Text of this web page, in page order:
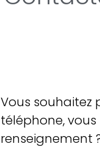
Vous souhaitez
téléphone,
renseignement